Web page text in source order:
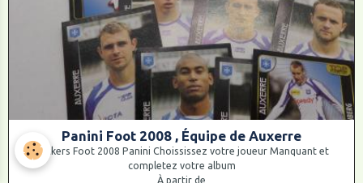
Panini Foot 2008 , Équipe de Auxerre
Stickers Foot 2008 Panini Choississez votre joueur Manquant et
completez votre album
À partir de